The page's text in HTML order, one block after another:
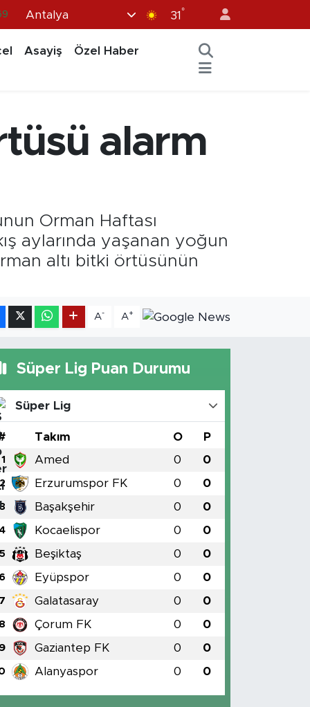
Antalya 31 °
Asayiş
Özel Haber
alarm
Orman Haftası
aylarında yaşanan yoğun
altı bitki örtüsünün
A- A+
Süper Lig Puan Durumu
Süper Lig
Takım O P
1 Amed 0 0
2 Erzurumspor FK 0 0
3 Başakşehir 0 0
Kocaelispor 0 0
5 Beşiktaş 0 0
6 Eyüpspor 0 0
7 Galatasaray 0 0
8 Çorum FK 0 0
9 Gaziantep FK 0 0
Alanyaspor 0 0